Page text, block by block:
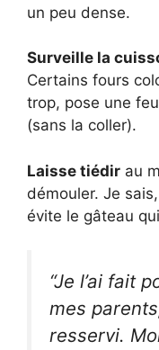
un peu dense.
Surveille la
Certains fours
trop, pose une
(sans la coller).
Laisse tiédir au
démouler. Je
évite le gâteau
“Je l’ai fait
mes
resservi.